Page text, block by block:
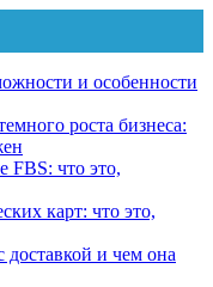
и особенности
роста бизнеса:
FBS: что это,
карт: что это,
доставкой и чем она